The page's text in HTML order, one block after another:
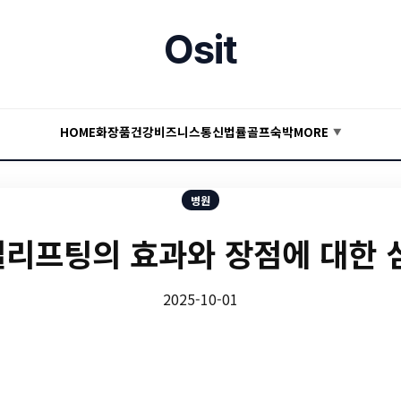
Osit
HOME화장품건강비즈니스통신법률골프숙박MORE ▼
병원
프팅의 효과와 장점에 대한
2025-10-01